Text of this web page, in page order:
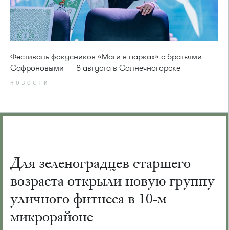
Фестиваль фокусников «Маги в парках» с братьями
Сафроновыми — 8 августа в Солнечногорске
НОВОСТИ
Для зеленоградцев старшего
возраста открыли новую группу
уличного фитнеса в 10-м
микрорайоне